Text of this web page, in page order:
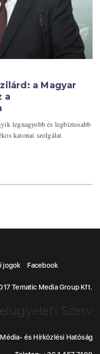
a Magyar
a
legnagyobb és legbiztosabb
katonai szolgálat
jogok Facebook
Tematic Media Group Kft.
Szerv
és Hírközlési Hatóság